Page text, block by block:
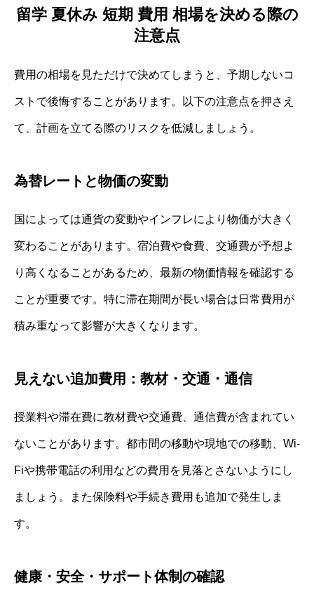
留学 夏休み 短期 費用 相場を決める際の
注意点
費用の相場を見ただけで決めてしまうと、予期しないコ
ストで後悔することがあります。以下の注意点を押さえ
て、計画を立てる際のリスクを低減しましょう。
為替レートと物価の変動
国によっては通貨の変動やインフレにより物価が大きく
変わることがあります。宿泊費や食費、交通費が予想よ
り高くなることがあるため、最新の物価情報を確認する
ことが重要です。特に滞在期間が長い場合は日常費用が
積み重なって影響が大きくなります。
見えない追加費用：教材・交通・通信
授業料や滞在費に教材費や交通費、通信費が含まれてい
ないことがあります。都市間の移動や現地での移動、Wi-
Fiや携帯電話の利用などの費用を見落とさないようにし
ましょう。また保険料や手続き費用も追加で発生しま
す。
健康・安全・サポート体制の確認